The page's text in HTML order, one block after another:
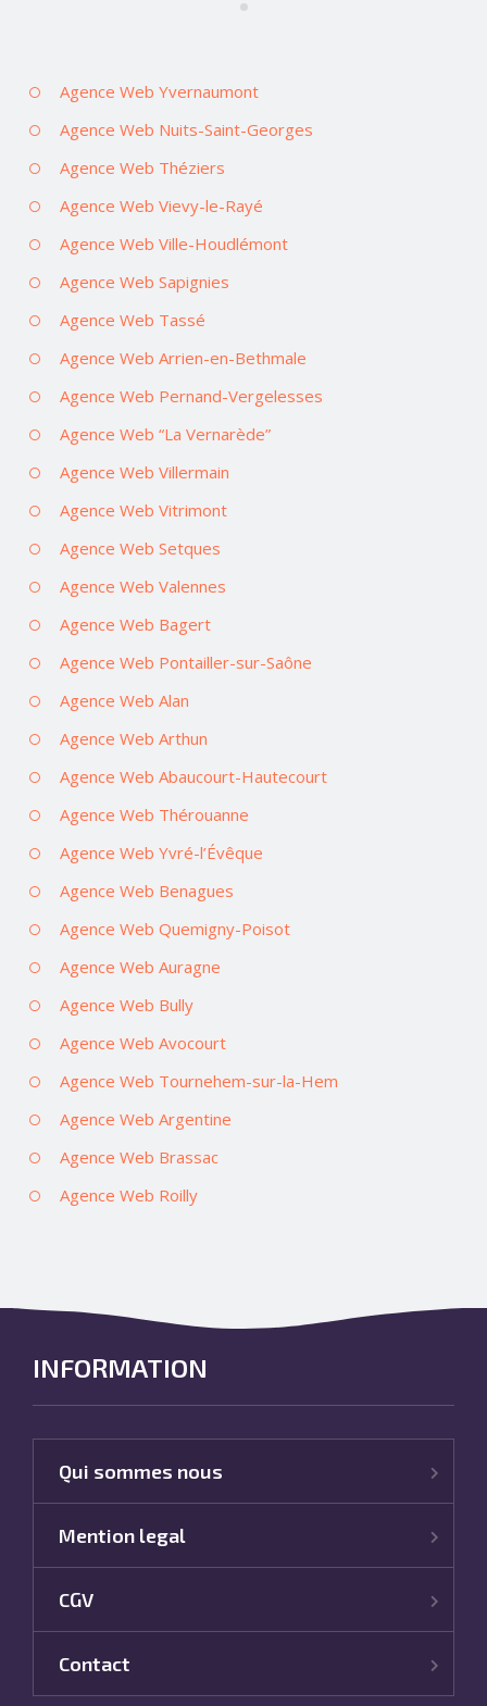
Agence Web Yvernaumont
Agence Web Nuits-Saint-Georges
Agence Web Théziers
Agence Web Vievy-le-Rayé
Agence Web Ville-Houdlémont
Agence Web Sapignies
Agence Web Tassé
Agence Web Arrien-en-Bethmale
Agence Web Pernand-Vergelesses
Agence Web “La Vernarède”
Agence Web Villermain
Agence Web Vitrimont
Agence Web Setques
Agence Web Valennes
Agence Web Bagert
Agence Web Pontailler-sur-Saône
Agence Web Alan
Agence Web Arthun
Agence Web Abaucourt-Hautecourt
Agence Web Thérouanne
Agence Web Yvré-l’Évêque
Agence Web Benagues
Agence Web Quemigny-Poisot
Agence Web Auragne
Agence Web Bully
Agence Web Avocourt
Agence Web Tournehem-sur-la-Hem
Agence Web Argentine
Agence Web Brassac
Agence Web Roilly
INFORMATION
Qui sommes nous
Mention legal
CGV
Contact